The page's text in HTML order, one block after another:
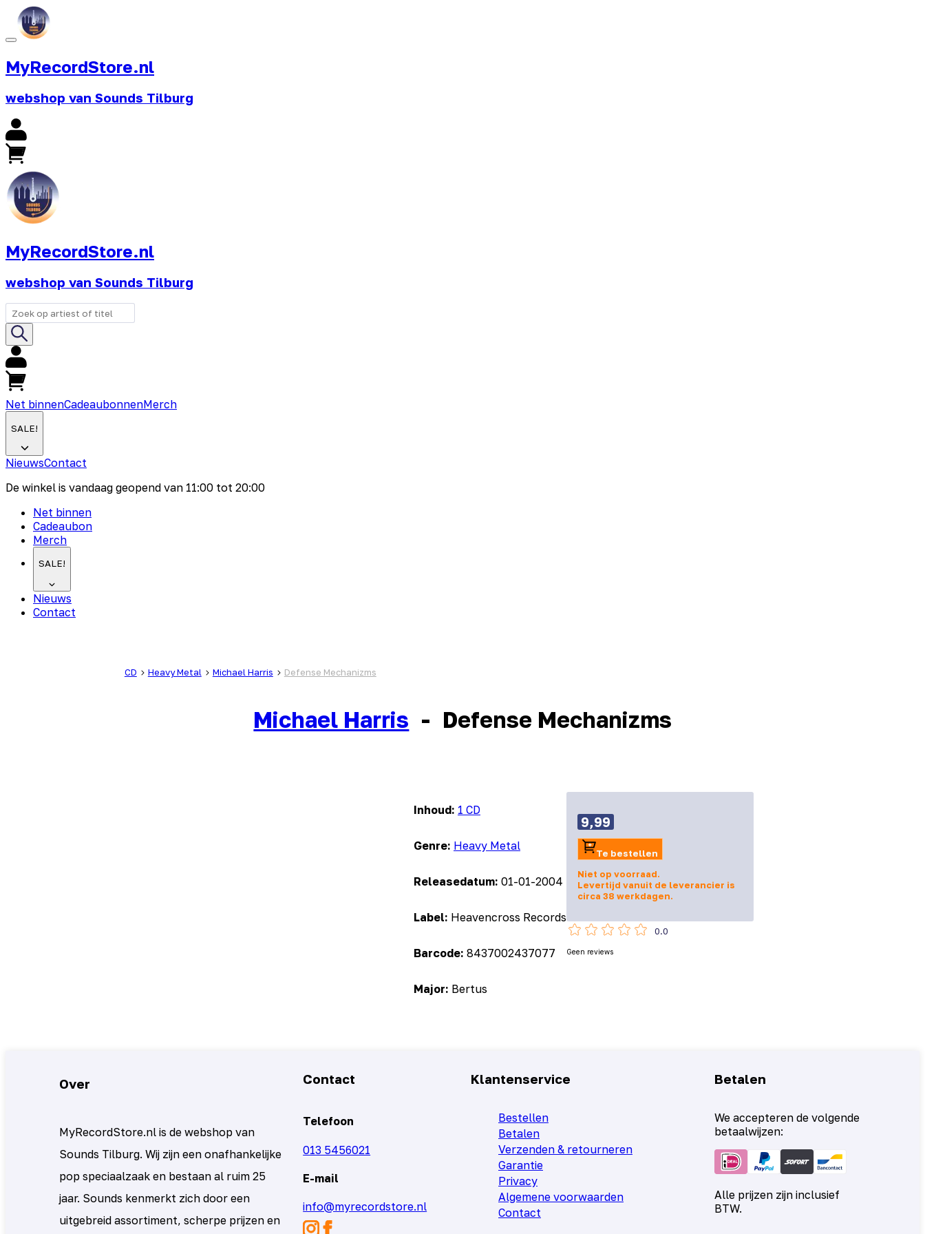
MyRecordStore.nl
webshop van Sounds Tilburg
MyRecordStore.nl
webshop van Sounds Tilburg
Net binnenCadeaubonnenMerch
SALE!
NieuwsContact
De winkel is vandaag geopend van 11:00 tot 20:00
Net binnen
Cadeaubon
Merch
SALE!
Nieuws
Contact
CD Heavy Metal Michael Harris Defense Mechanizms
Michael Harris - Defense Mechanizms
Inhoud: 1 CD
Genre: Heavy Metal
Releasedatum: 01-01-2004
Label: Heavencross Records
Barcode: 8437002437077
Major: Bertus
9,99
Te bestellen
Niet op voorraad.
Levertijd vanuit de leverancier is
circa 38 werkdagen.
0.0
Geen reviews
Over
MyRecordStore.nl is de webshop van
Sounds Tilburg. Wij zijn een onafhankelijke
pop speciaalzaak en bestaan al ruim 25
jaar. Sounds kenmerkt zich door een
uitgebreid assortiment, scherpe prijzen en
Contact
Telefoon
013 5456021
E-mail
info@myrecordstore.nl
Klantenservice
Bestellen
Betalen
Verzenden & retourneren
Garantie
Privacy
Algemene voorwaarden
Contact
Betalen
We accepteren de volgende
betaalwijzen:
Alle prijzen zijn inclusief
BTW.